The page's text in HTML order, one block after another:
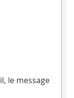
le message